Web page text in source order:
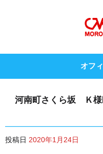
オフ
河南町さくら坂 Ｋ様
投稿日 2020年1月24日